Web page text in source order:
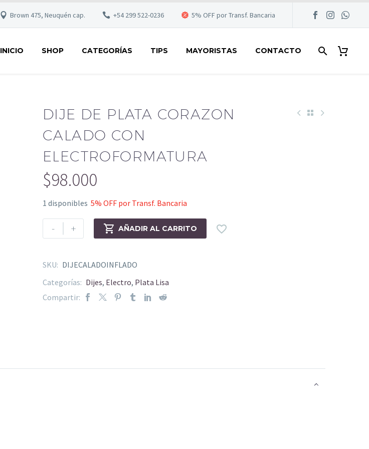
Brown 475, Neuquén cap. +54 299 522-0236 5% OFF por Transf. Bancaria
INICIO SHOP CATEGORÍAS TIPS MAYORISTAS CONTACTO
DIJE DE PLATA CORAZON
CALADO CON
ELECTROFORMATURA
$98.000
1 disponibles 5% OFF por Transf. Bancaria
- +  AÑADIR AL CARRITO 
SKU: DIJECALADOINFLADO
Categorías: Dijes, Electro, Plata Lisa
Compartir: